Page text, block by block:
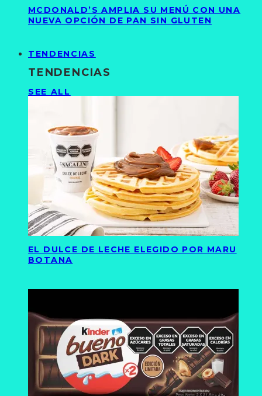
MCDONALD’S AMPLIA SU MENÚ CON UNA
NUEVA OPCIÓN DE PAN SIN GLUTEN
TENDENCIAS
TENDENCIAS
SEE ALL
EL DULCE DE LECHE ELEGIDO POR MARU
BOTANA